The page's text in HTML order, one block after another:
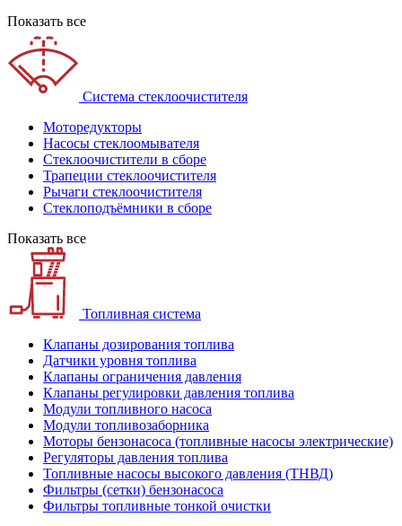
Показать все
Система стеклоочистителя
Моторедукторы
Насосы стеклоомывателя
Стеклоочистители в сборе
Трапеции стеклоочистителя
Рычаги стеклоочистителя
Стеклоподъёмники в сборе
Показать все
Топливная система
Клапаны дозирования топлива
Датчики уровня топлива
Клапаны ограничения давления
Клапаны регулировки давления топлива
Модули топливного насоса
Модули топливозаборника
Моторы бензонасоса (топливные насосы электрические)
Регуляторы давления топлива
Топливные насосы высокого давления (ТНВД)
Фильтры (сетки) бензонасоса
Фильтры топливные тонкой очистки